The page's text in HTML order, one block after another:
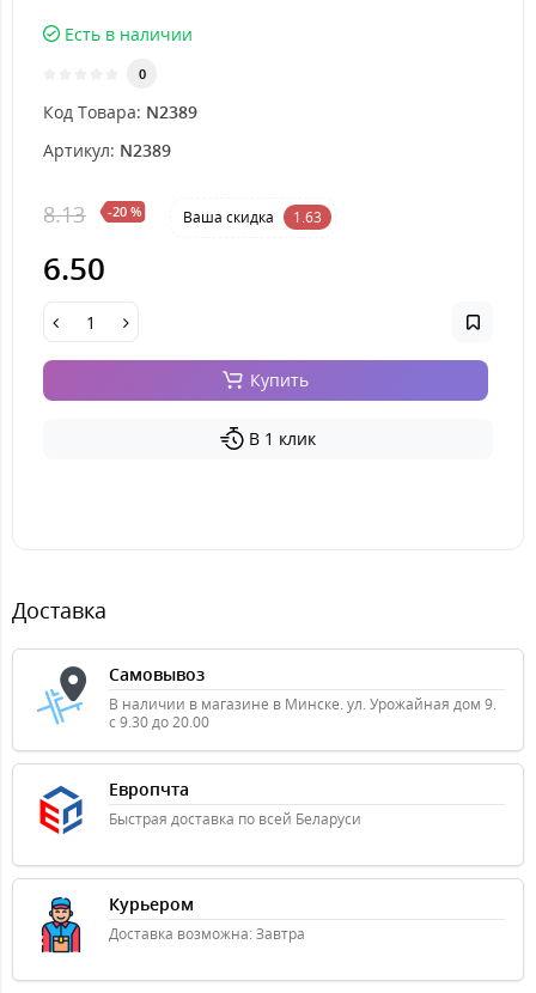
Есть в наличии
0
Код Товара: N2389
Артикул: N2389
8.13 -20 % Ваша cкидка 1.63
6.50
Купить
В 1 клик
Доставка
Самовывоз
В наличии в магазине в Минске. ул. Урожайная дом 9.
с 9.30 до 20.00
Европчта
Быстрая доставка по всей Беларуси
Курьером
Доставка возможна: Завтра